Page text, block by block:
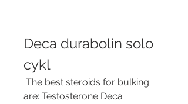
Deca durabolin solo
cykl
are: Testosterone Deca